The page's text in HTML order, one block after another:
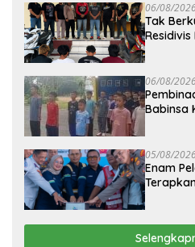
06/08/
Tak
06/08/
Babinsa
05/08/
Enam